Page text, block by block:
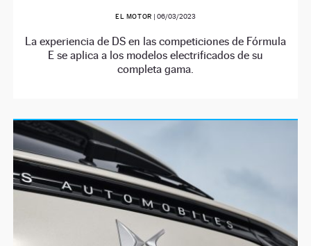
EL MOTOR | 06/03/2023
La experiencia de DS en las competiciones de Fórmula
E se aplica a los modelos electrificados de su
completa gama.